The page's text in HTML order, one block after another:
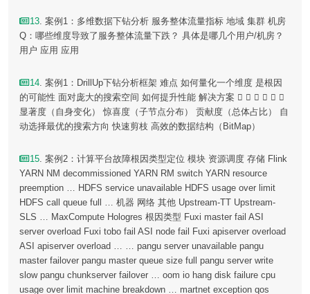
13. 案例1：多维数据下钻分析 服务整体流量指标 地域 集群 机房
Q：哪些维度导致了服务整体流量下跌？ 具体是哪几个用户/机房？
用户 应用 应用
14. 案例1：DrillUp下钻分析框架 难点 如何量化一个维度 是根因
的可能性 面对庞大的搜索空间 如何提升性能 解决方案      
显著度（自身变化） 惊喜度（子节点分布） 贡献度（总体占比） 自
动选择最优的搜索方向 快速剪枝 高效的数据结构（BitMap）
15. 案例2：计算平台故障根因类型定位 模块 资源调度 存储 Flink
YARN NM decommissioned YARN RM switch YARN resource
preemption … HDFS service unavailable HDFS usage over limit
HDFS call queue full … 机器 网络 其他 Upstream-TT Upstream-
SLS … MaxCompute Hologres 根因类型 Fuxi master fail ASI
server overload Fuxi tobo fail ASI node fail Fuxi apiserver overload
ASI apiserver overload … … pangu server unavailable pangu
master failover pangu master queue size full pangu server write
slow pangu chunkserver failover … oom io hang disk failure cpu
usage over limit machine breakdown … martnet exception qos